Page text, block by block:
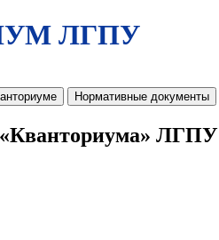
ЛГПУ
Нормативные документы
ЛГПУ